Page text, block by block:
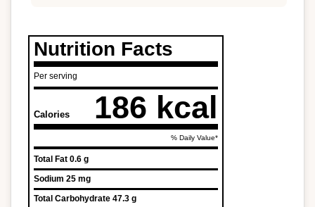
Nutrition Facts
Per serving
Calories 186 kcal
% Daily Value*
Total Fat 0.6 g
Sodium 25 mg
Total Carbohydrate 47.3 g